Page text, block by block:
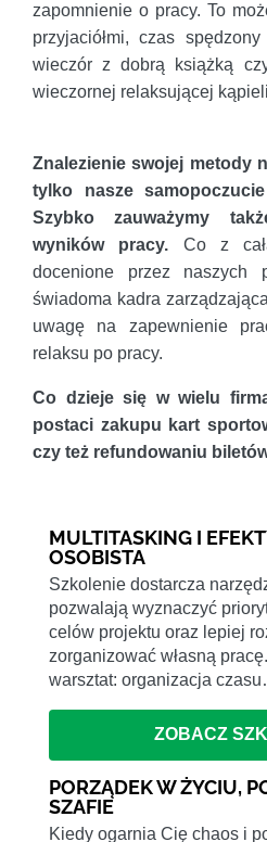
zapomnienie o pracy. To
przyjaciółmi, czas
wieczór z dobrą książką
wieczornej relaksującej
Znalezienie swojej metody
tylko nasze
Szybko zauważymy
wyników pracy. Co z
docenione przez naszych
świadoma kadra
uwagę na zapewnienie
relaksu po pracy.
Co dzieje się w wielu
postaci zakupu kart
czy też refundowaniu
MULTITASKING I
OSOBISTA
Szkolenie dostarcza
pozwalają wyznaczyć
celów projektu oraz lepiej
zorganizować własną
warsztat: organizacja
ZOBACZ
PORZĄDEK W ŻYCIU,
SZAFIE
Kiedy ogarnia Cię chaos i